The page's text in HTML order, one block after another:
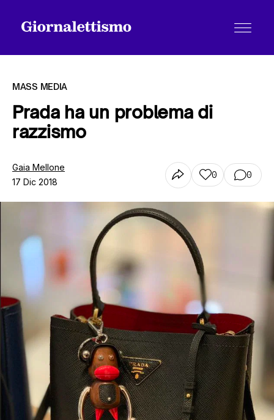
Tutti gli articoli
Chi siamo
Contatti
MASS MEDIA
Prada ha un problema di
razzismo
Gaia Mellone
17 Dic 2018
0 0